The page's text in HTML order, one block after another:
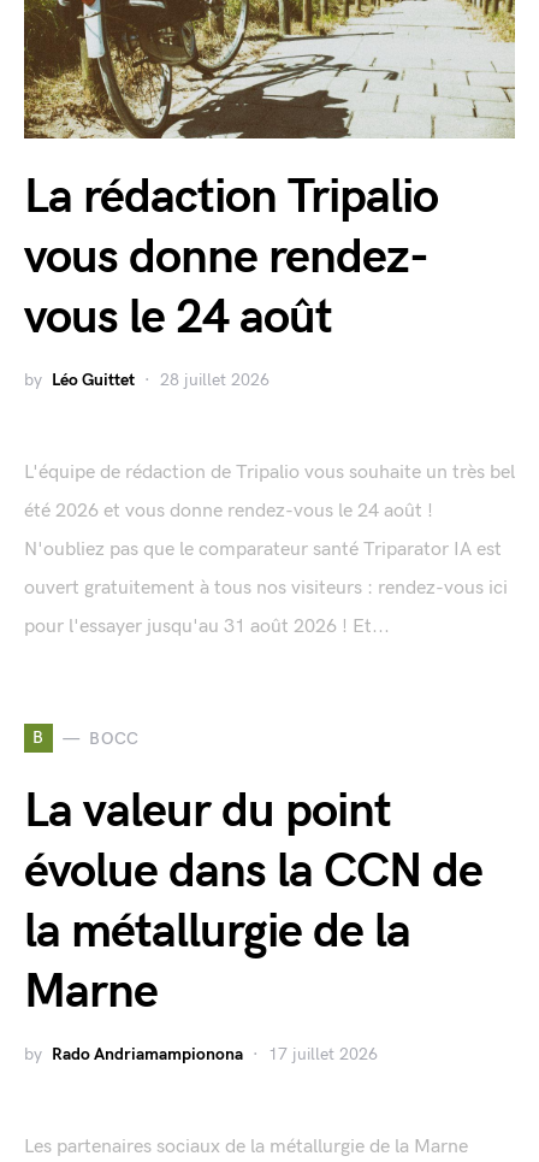
La rédaction Tripalio
vous donne rendez-
vous le 24 août
by Léo Guittet 28 juillet 2026
L'équipe de rédaction de Tripalio vous souhaite un très bel
été 2026 et vous donne rendez-vous le 24 août !
N'oubliez pas que le comparateur santé Triparator IA est
ouvert gratuitement à tous nos visiteurs : rendez-vous ici
pour l'essayer jusqu'au 31 août 2026 ! Et...
B BOCC
La valeur du point
évolue dans la CCN de
la métallurgie de la
Marne
by Rado Andriamampionona 17 juillet 2026
Les partenaires sociaux de la métallurgie de la Marne